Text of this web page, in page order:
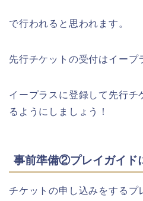
で行われると思われます。
先行チケットの受付はイープ
イープラスに登録して先行チ
るようにしましょう！
事前準備②プレイガイド
チケットの申し込みをするプ